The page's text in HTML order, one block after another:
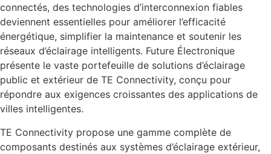
connectés, des technologies d’interconnexion fiables
deviennent essentielles pour améliorer l’efficacité
énergétique, simplifier la maintenance et soutenir les
réseaux d’éclairage intelligents. Future Électronique
présente le vaste portefeuille de solutions d’éclairage
public et extérieur de TE Connectivity, conçu pour
répondre aux exigences croissantes des applications de
villes intelligentes.
TE Connectivity propose une gamme complète de
composants destinés aux systèmes d’éclairage extérieur,